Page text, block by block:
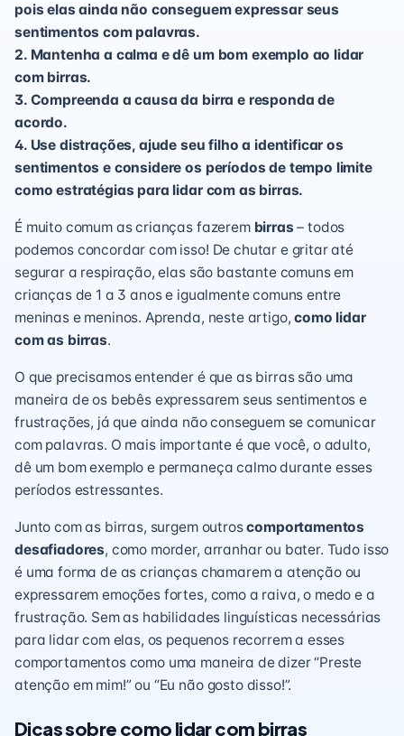
pois elas ainda não conseguem expressar seus
sentimentos com palavras.
2. Mantenha a calma e dê um bom exemplo ao lidar
com birras.
3. Compreenda a causa da birra e responda de
acordo.
4. Use distrações, ajude seu filho a identificar os
sentimentos e considere os períodos de tempo limite
como estratégias para lidar com as birras.
É muito comum as crianças fazerem birras – todos
podemos concordar com isso! De chutar e gritar até
segurar a respiração, elas são bastante comuns em
crianças de 1 a 3 anos e igualmente comuns entre
meninas e meninos. Aprenda, neste artigo,como lidar
com as birras.
O que precisamos entender é que as birras são uma
maneira de os bebês expressarem seus sentimentos e
frustrações, já que ainda não conseguem se comunicar
com palavras. O mais importante é que você, o adulto,
dê um bom exemplo e permaneça calmo durante esses
períodos estressantes.
Junto com as birras, surgem outroscomportamentos
desafiadores, como morder, arranhar ou bater. Tudo isso
é uma forma de as crianças chamarem a atenção ou
expressarem emoções fortes, como a raiva, o medo e a
frustração. Sem as habilidades linguísticas necessárias
para lidar com elas, os pequenos recorrem a esses
comportamentos como uma maneira de dizer “Preste
atenção em mim!” ou “Eu não gosto disso!”.
Dicas sobre como lidar com birras